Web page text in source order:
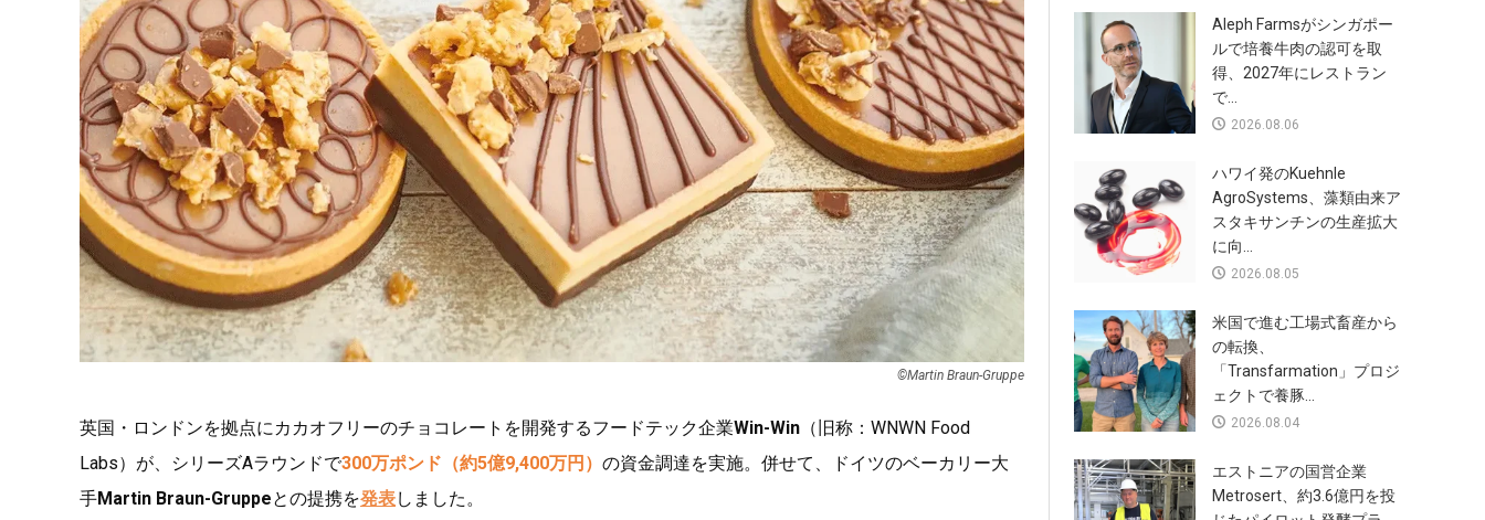
©Martin Braun-Gruppe
英国・ロンドンを拠点にカカオフリーのチョコレートを開発するフードテック企業Win-Win （旧称：WNWN Food
Labs）が、シリーズAラウンドで300万ポンド（約5億9,400万円） の資金調達を実施。併せて、ドイツのベーカリー大
手Martin Braun-Gruppeとの提携を発表しました。
Aleph Farmsがシンガポー
ルで培養牛肉の認可を取
得、2027年にレストラン
で...
2026.08.06
ハワイ発のKuehnle
AgroSystems、藻類由来ア
スタキサンチンの生産拡大
に向...
2026.08.05
米国で進む工場式畜産から
の転換、
「Transfarmation」プロジ
ェクトで養豚...
2026.08.04
エストニアの国営企業
Metrosert、約3.6億円を投